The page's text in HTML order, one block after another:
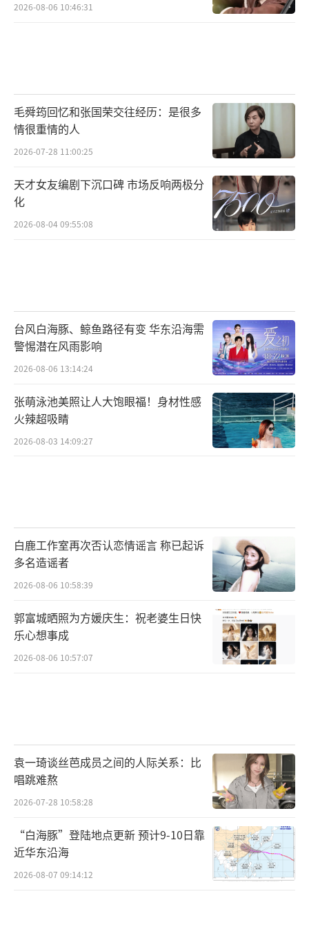
2026-08-06 10:46:31
毛舜筠回忆和张国荣交往经历：是很多
情很重情的人
2026-07-28 11:00:25
天才女友编剧下沉口碑 市场反响两极分
化
2026-08-04 09:55:08
台风白海豚、鲸鱼路径有变 华东沿海需
警惕潜在风雨影响
2026-08-06 13:14:24
张萌泳池美照让人大饱眼福！身材性感
火辣超吸睛
2026-08-03 14:09:27
白鹿工作室再次否认恋情谣言 称已起诉
多名造谣者
2026-08-06 10:58:39
郭富城晒照为方媛庆生：祝老婆生日快
乐心想事成
2026-08-06 10:57:07
袁一琦谈丝芭成员之间的人际关系：比
唱跳难熬
2026-07-28 10:58:28
“白海豚”登陆地点更新 预计9-10日靠
近华东沿海
2026-08-07 09:14:12